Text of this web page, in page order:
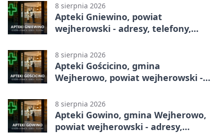
8 sierpnia 2026
Apteki Gniewino, powiat
wejherowski - adresy, telefony,
8 sierpnia 2026
Apteki Gościcino, gmina
Wejherowo, powiat wejherowski -
8 sierpnia 2026
Apteki Gowino, gmina Wejherowo,
powiat wejherowski - adresy,